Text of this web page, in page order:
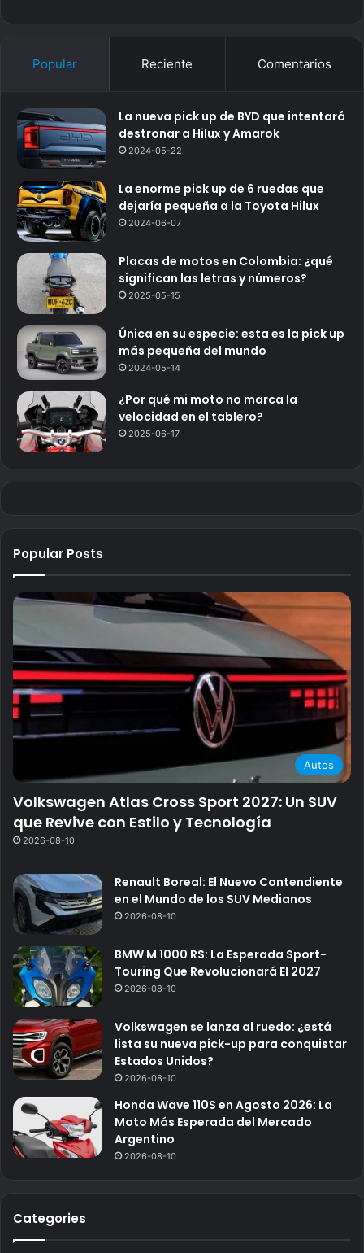
Popular Reciente Comentarios
La nueva pick up de BYD que intentará
destronar a Hilux y Amarok
2024-05-22
La enorme pick up de 6 ruedas que
dejaría pequeña a la Toyota Hilux
2024-06-07
Placas de motos en Colombia: ¿qué
significan las letras y números?
2025-05-15
Única en su especie: esta es la pick up
más pequeña del mundo
2024-05-14
¿Por qué mi moto no marca la
velocidad en el tablero?
2025-06-17
Popular Posts
Autos
Volkswagen Atlas Cross Sport 2027: Un SUV
que Revive con Estilo y Tecnología
2026-08-10
Renault Boreal: El Nuevo Contendiente
en el Mundo de los SUV Medianos
2026-08-10
BMW M 1000 RS: La Esperada Sport-
Touring Que Revolucionará El 2027
2026-08-10
Volkswagen se lanza al ruedo: ¿está
lista su nueva pick-up para conquistar
Estados Unidos?
2026-08-10
Honda Wave 110S en Agosto 2026: La
Moto Más Esperada del Mercado
Argentino
2026-08-10
Categories